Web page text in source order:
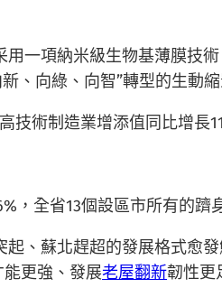
一項納米級生物基薄膜技
、向綠、向智”轉型的生動縮
術制造業增添值同比增長
，全省13個設區市所有的
、蘇北趕超的發展格式愈
更強、發展老屋翻新韌性更